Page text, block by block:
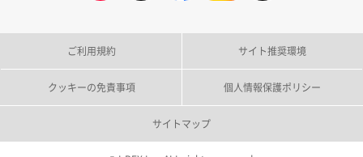
ご利用規約 サイト推奨環境
クッキーの免責事項 個人情報保護ポリシー
サイトマップ